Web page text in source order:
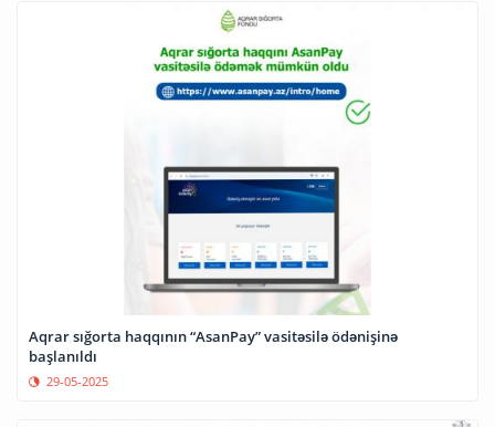
Aqrar sığorta haqqının “AsanPay” vasitəsilə ödənişinə
başlanıldı
29-05-2025